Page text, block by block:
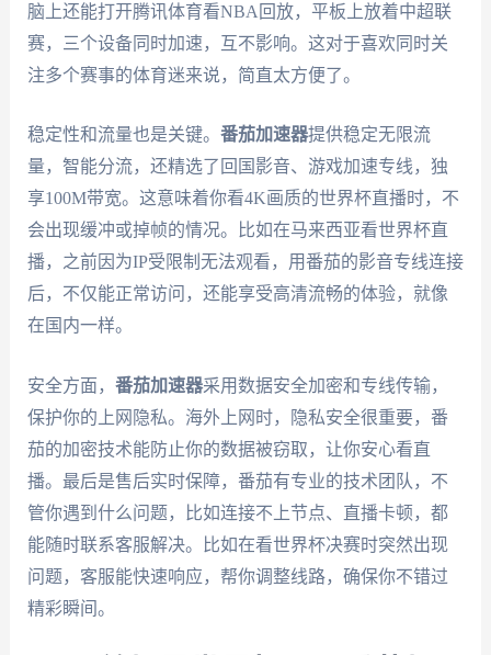
脑上还能打开腾讯体育看NBA回放，平板上放着中超联
赛，三个设备同时加速，互不影响。这对于喜欢同时关
注多个赛事的体育迷来说，简直太方便了。
稳定性和流量也是关键。 番茄加速器提供稳定无限流
量，智能分流，还精选了回国影音、游戏加速专线，独
享100M带宽。这意味着你看4K画质的世界杯直播时，不
会出现缓冲或掉帧的情况。比如在马来西亚看世界杯直
播，之前因为IP受限制无法观看，用番茄的影音专线连接
后，不仅能正常访问，还能享受高清流畅的体验，就像
在国内一样。
安全方面， 番茄加速器采用数据安全加密和专线传输，
保护你的上网隐私。海外上网时，隐私安全很重要，番
茄的加密技术能防止你的数据被窃取，让你安心看直
播。最后是售后实时保障，番茄有专业的技术团队，不
管你遇到什么问题，比如连接不上节点、直播卡顿，都
能随时联系客服解决。比如在看世界杯决赛时突然出现
问题，客服能快速响应，帮你调整线路，确保你不错过
精彩瞬间。